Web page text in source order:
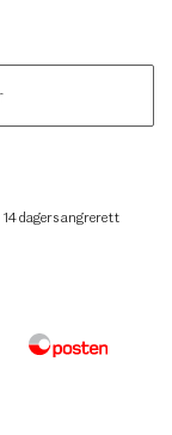
14 dagers angrerett